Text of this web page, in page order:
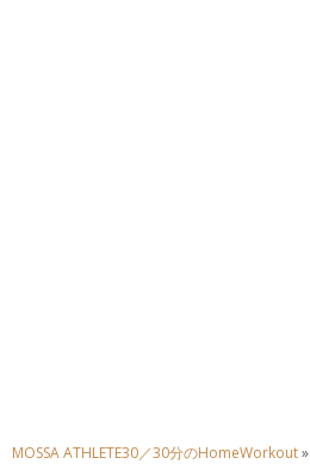
MOSSA ATHLETE30／30分のHomeWorkout»